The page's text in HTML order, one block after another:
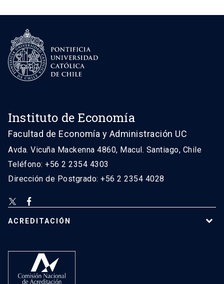
Instituto de Economía
Facultad de Economía y Administración UC
Avda. Vicuña Mackenna 4860, Macul. Santiago, Chile
Teléfono: +56 2 2354 4303
Dirección de Postgrado: +56 2 2354 4028
ACREDITACIÓN